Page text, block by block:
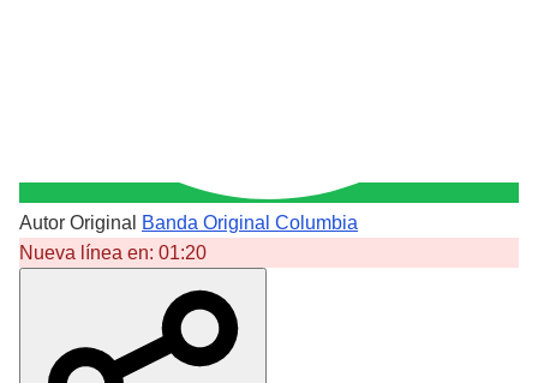
Autor Original
Banda Original Columbia
Nueva línea en: 01:20